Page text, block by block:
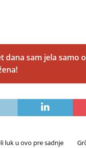
dana sam jela
luk u ovo pre sadnje